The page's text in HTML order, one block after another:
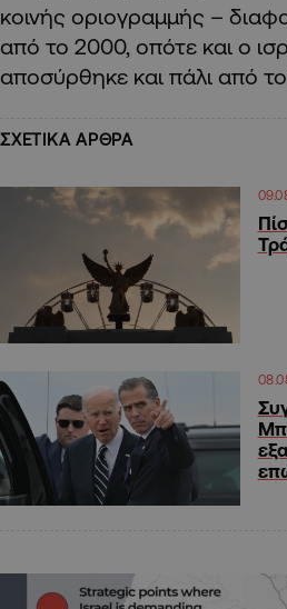
κοινής οριογραμμής –
από το 2000, οπότε και ο
αποσύρθηκε και πάλι από
ΣΧΕΤΙΚΑ ΑΡΘΡΑ